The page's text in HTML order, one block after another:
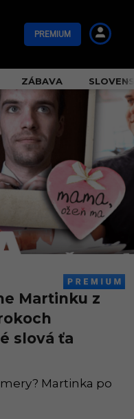
PREMIUM
ZÁBAVA
Martinku z
slová ťa
Martinka po